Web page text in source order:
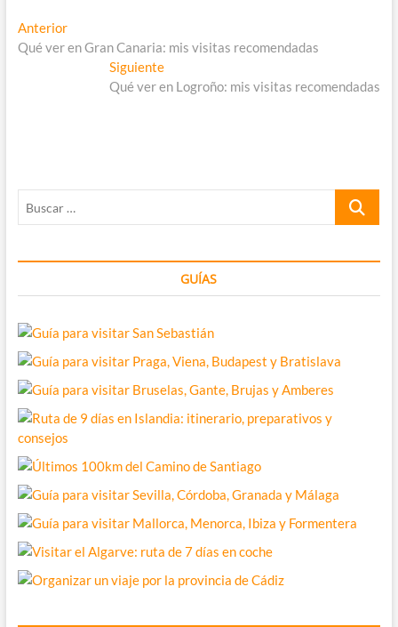
Navegación
de
entradas
AnteriorEntrada
anterior:
Qué ver en Gran Canaria: mis visitas recomendadas
SiguienteEntrada
siguiente:
Qué ver en Logroño: mis visitas recomendadas
Buscar
GUÍAS